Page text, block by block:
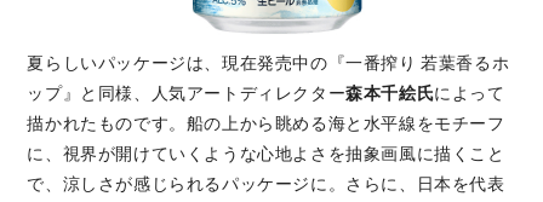
夏らしいパッケージは、現在発売中の『一番搾り 若葉香るホ
ップ』と同様、人気アートディレクター森本千絵氏によって
描かれたものです。船の上から眺める海と水平線をモチーフ
に、視界が開けていくような心地よさを抽象画風に描くこと
で、涼しさが感じられるパッケージに。さらに、日本を代表